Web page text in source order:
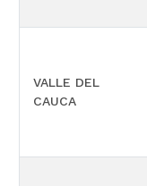
VALLE DEL
CAUCA